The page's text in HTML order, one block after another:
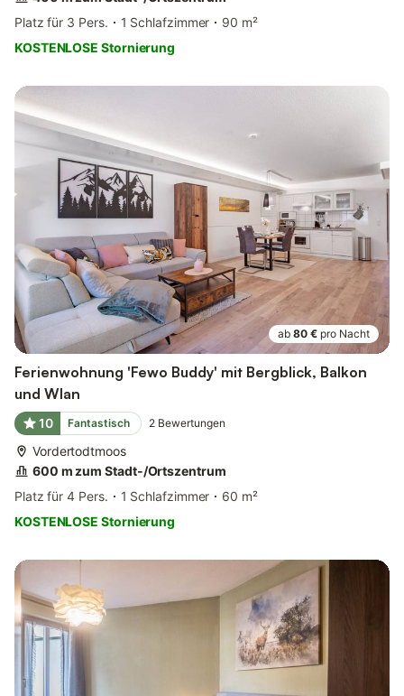
Platz für 3 Pers.
1 Schlafzimmer
90 m²
KOSTENLOSE Stornierung
ab 80 € pro Nacht
Ferienwohnung 'Fewo Buddy' mit Bergblick, Balkon
und Wlan
10 Fantastisch 2 Bewertungen
Vordertodtmoos
600 m zum Stadt-/Ortszentrum
Platz für 4 Pers.
1 Schlafzimmer
60 m²
KOSTENLOSE Stornierung